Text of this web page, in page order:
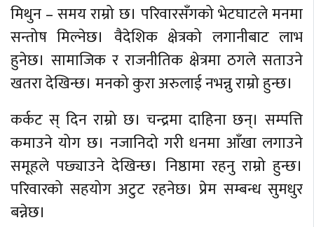
मिथुन – समय राम्रो छ। परिवारसँगको भेटघाटले मनमा
सन्तोष मिल्नेछ। वैदेशिक क्षेत्रको लगानीबाट लाभ
हुनेछ। सामाजिक र राजनीतिक क्षेत्रमा ठगले सताउने
खतरा देखिन्छ। मनको कुरा अरुलाई नभन्नु राम्रो हुन्छ।
कर्कट स् दिन राम्रो छ। चन्द्रमा दाहिना छन्। सम्पत्ति
कमाउने योग छ। नजानिदो गरी धनमा आँखा लगाउने
समूहले पछ्याउने देखिन्छ। निष्ठामा रहनु राम्रो हुन्छ।
परिवारको सहयोग अटुट रहनेछ। प्रेम सम्बन्ध सुमधुर
बन्नेछ।